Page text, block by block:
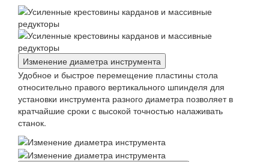
Изменение диаметра инструмента
Удобное и быстрое перемещение пластины стола
относительно правого вертикального шпинделя для
установки инструмента разного диаметра позволяет в
кратчайшие сроки с высокой точностью налаживать
станок.